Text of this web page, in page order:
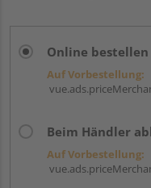
Online bestellen
Auf Vorbestellung:
Beim Händler
Auf Vorbestellung: